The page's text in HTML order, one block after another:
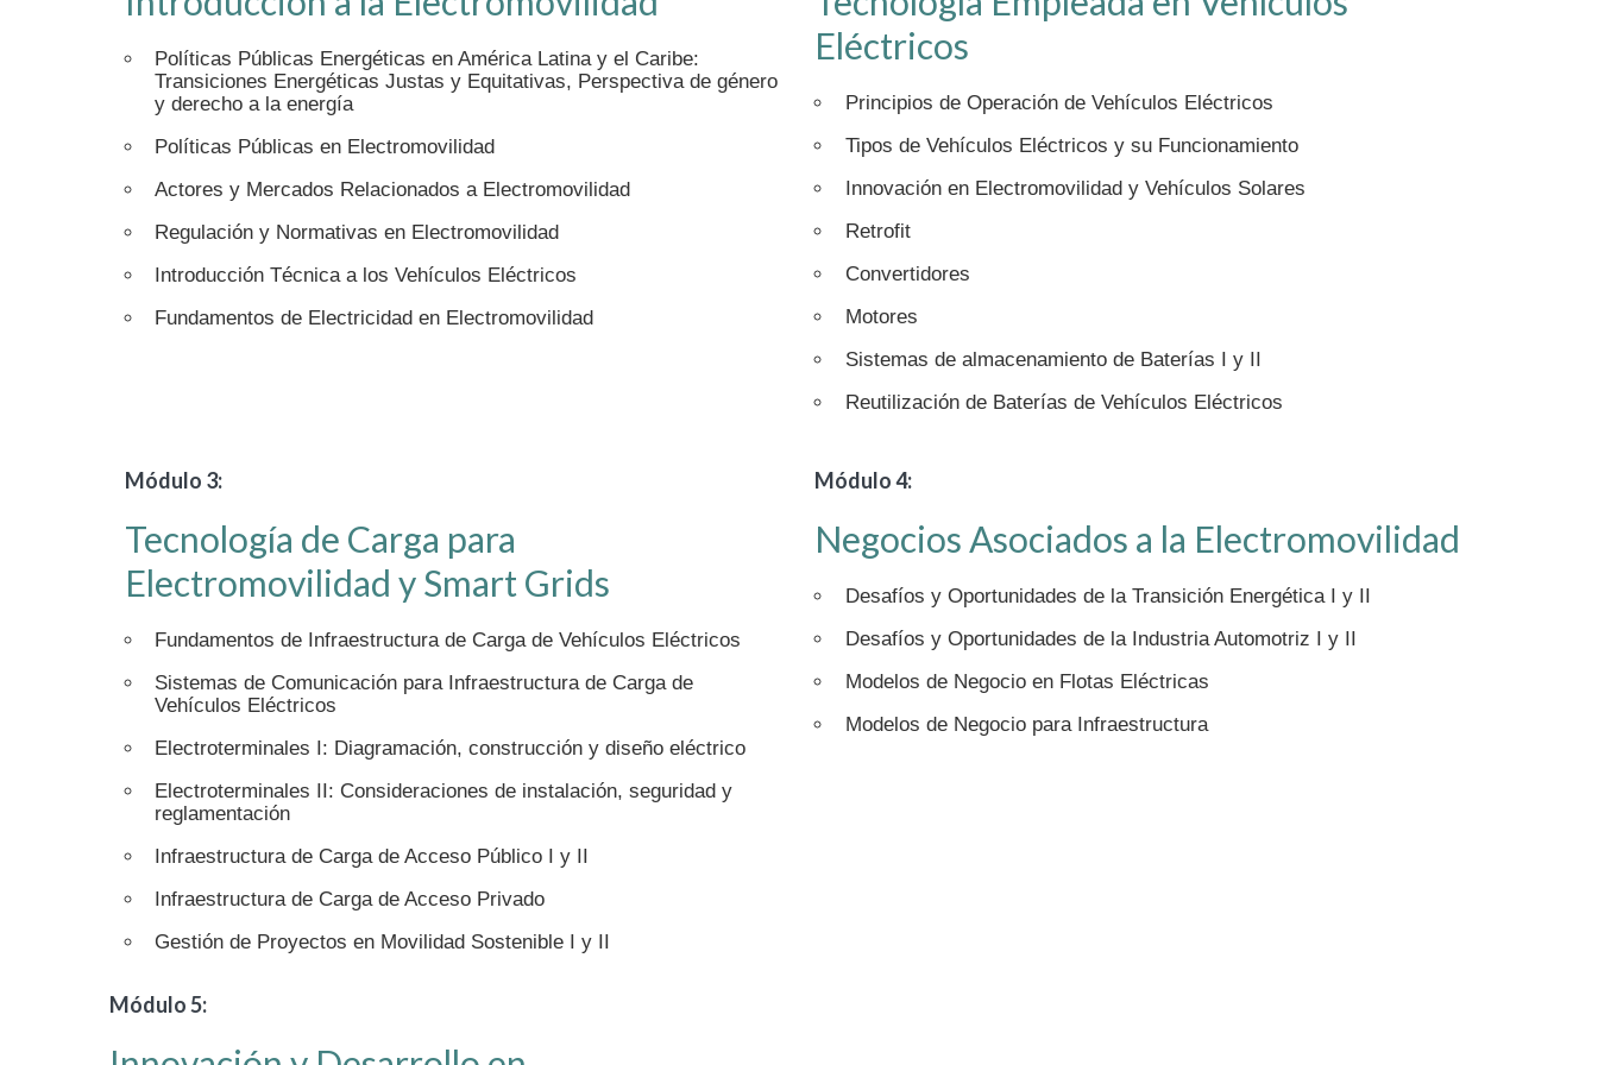
Políticas Públicas Energéticas en América Latina y el Caribe:
Transiciones Energéticas Justas y Equitativas, Perspectiva de género
y derecho a la energía
Políticas Públicas en Electromovilidad
Actores y Mercados Relacionados a Electromovilidad
Regulación y Normativas en Electromovilidad
Introducción Técnica a los Vehículos Eléctricos
Fundamentos de Electricidad en Electromovilidad
Eléctricos
Principios de Operación de Vehículos Eléctricos
Tipos de Vehículos Eléctricos y su Funcionamiento
Innovación en Electromovilidad y Vehículos Solares
Retrofit
Convertidores
Motores
Sistemas de almacenamiento de Baterías I y II
Reutilización de Baterías de Vehículos Eléctricos
Módulo 3:
Tecnología de Carga para
Electromovilidad y Smart Grids
Fundamentos de Infraestructura de Carga de Vehículos Eléctricos
Sistemas de Comunicación para Infraestructura de Carga de
Vehículos Eléctricos
Electroterminales I: Diagramación, construcción y diseño eléctrico
Electroterminales II: Consideraciones de instalación, seguridad y
reglamentación
Infraestructura de Carga de Acceso Público I y II
Infraestructura de Carga de Acceso Privado
Gestión de Proyectos en Movilidad Sostenible I y II
Módulo 4:
Negocios Asociados a la Electromovilidad
Desafíos y Oportunidades de la Transición Energética I y II
Desafíos y Oportunidades de la Industria Automotriz I y II
Modelos de Negocio en Flotas Eléctricas
Modelos de Negocio para Infraestructura
Módulo 5: